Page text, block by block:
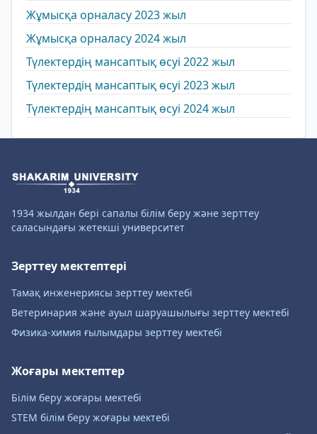
Жұмысқа орналасу 2023 жыл
Жұмысқа орналасу 2024 жыл
Түлектердің мансаптық өсуі 2022 жыл
Түлектердің мансаптық өсуі 2023 жыл
Түлектердің мансаптық өсуі 2024 жыл
1934 жылдан бері сапалы білім беру және зерттеу
саласындағы жетекші университет
Зерттеу мектептері
Тамақ инженериясы зерттеу мектебі
Ветеринария және ауыл шаруашылығы зерттеу мектебі
Физика-химия ғылымдары зерттеу мектебі
Жоғары мектептер
Білім беру жоғары мектебі
STEM білім беру жоғары мектебі